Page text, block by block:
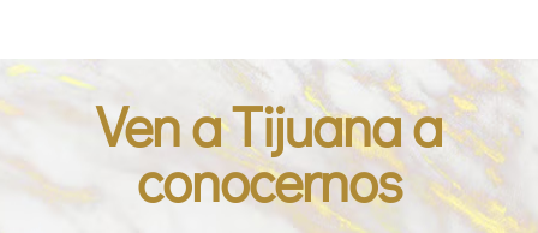
Ven a Tijuana a
conocernos